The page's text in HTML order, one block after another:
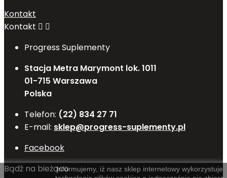
Kontakt
Kontakt  
Progress Suplementy
Stacja Metra Marymont lok. 1011
01-715 Warszawa
Polska
Telefon: (22) 834 27 71
E-mail: sklep@progress-suplementy.pl
Informujemy, iż nasz sklep internetowy wykorzystuje
Facebook
Bądź na bieżąco